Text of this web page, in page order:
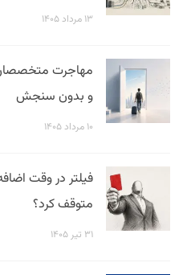
۱۳ مرداد ۱۴۰۵
مهاجرت متخصصان
و بدون سنجش
۱۰ مرداد ۱۴۰۵
متوقف کرد؟
۳۱ تیر ۱۴۰۵